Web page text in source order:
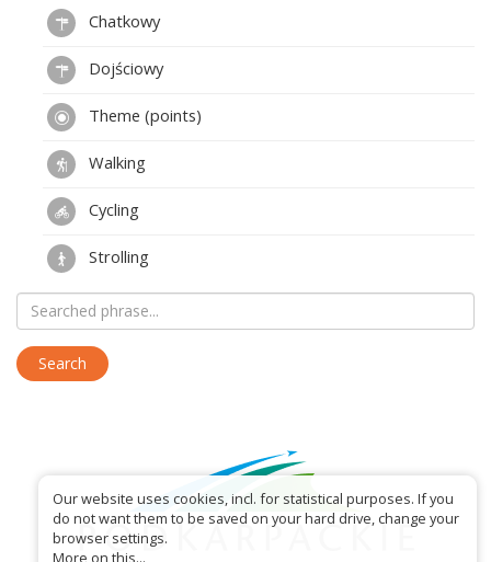
Chatkowy
Dojściowy
Theme (points)
Walking
Cycling
Strolling
Our website uses cookies, incl. for statistical purposes. If you
do not want them to be saved on your hard drive, change your
browser settings.